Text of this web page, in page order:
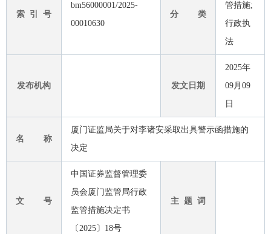
索 引 号
bm56000001/2025-
00010630
分 类
管措施;
行政执
法
发布机构 发文日期
2025年
09月09
日
名 称
厦门证监局关于对李诸安采取出具警示函措施的
决定
文 号
中国证券监督管理委
员会厦门监管局行政
监管措施决定书
〔2025〕18号
主 题 词